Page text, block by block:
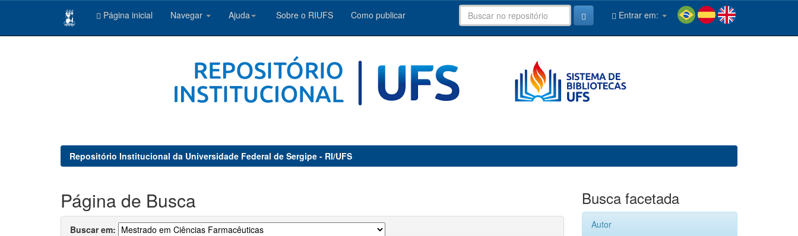
Página inicial Navegar Ajuda Sobre o RIUFS Como publicar Entrar em:
Repositório Institucional da Universidade Federal de Sergipe - RI/UFS
Página de Busca
Buscar em:
Busca facetada
Autor